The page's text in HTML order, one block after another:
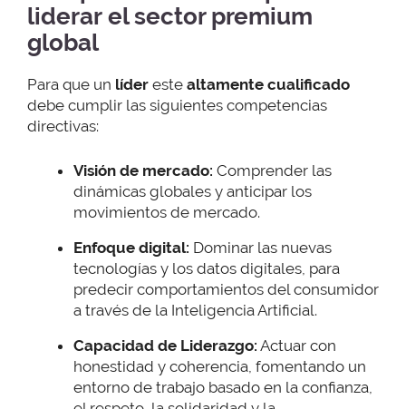
liderar el sector premium
global
Para que un líder este altamente cualificado
debe cumplir las siguientes competencias
directivas:
Visión de mercado: Comprender las
dinámicas globales y anticipar los
movimientos de mercado.
Enfoque digital: Dominar las nuevas
tecnologías y los datos digitales, para
predecir comportamientos del consumidor
a través de la Inteligencia Artificial.
Capacidad de Liderazgo: Actuar con
honestidad y coherencia, fomentando un
entorno de trabajo basado en la confianza,